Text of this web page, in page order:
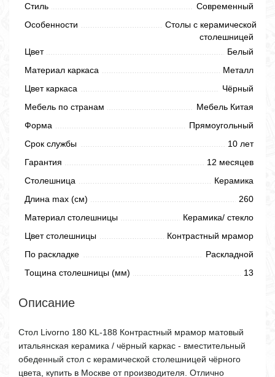
Стиль
Современный
Особенности
Столы с керамической
столешницей
Цвет
Белый
Материал каркаса
Металл
Цвет каркаса
Чёрный
Мебель по странам
Мебель Китая
Форма
Прямоугольный
Срок службы
10 лет
Гарантия
12 месяцев
Столешница
Керамика
Длина max (см)
260
Материал столешницы
Керамика/ стекло
Цвет столешницы
Контрастный мрамор
По раскладке
Раскладной
Тощина столешницы (мм)
13
Описание
Стол Livorno 180 KL-188 Контрастный мрамор матовый
итальянская керамика / чёрный каркас - вместительный
обеденный стол с керамической столешницей чёрного
цвета, купить в Москве от производителя. Отлично